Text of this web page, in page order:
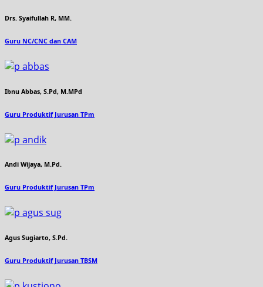
Drs. Syaifullah R, MM.
Guru NC/CNC dan CAM
Ibnu Abbas, S.Pd, M.MPd
Guru Produktif Jurusan TPm
Andi Wijaya, M.Pd.
Guru Produktif Jurusan TPm
Agus Sugiarto, S.Pd.
Guru Produktif Jurusan TBSM